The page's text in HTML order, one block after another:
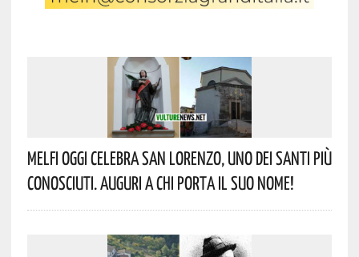
Melfi Oggi Celebra San Lorenzo, Uno Dei Santi Più
Conosciuti. Auguri A Chi Porta Il Suo Nome!